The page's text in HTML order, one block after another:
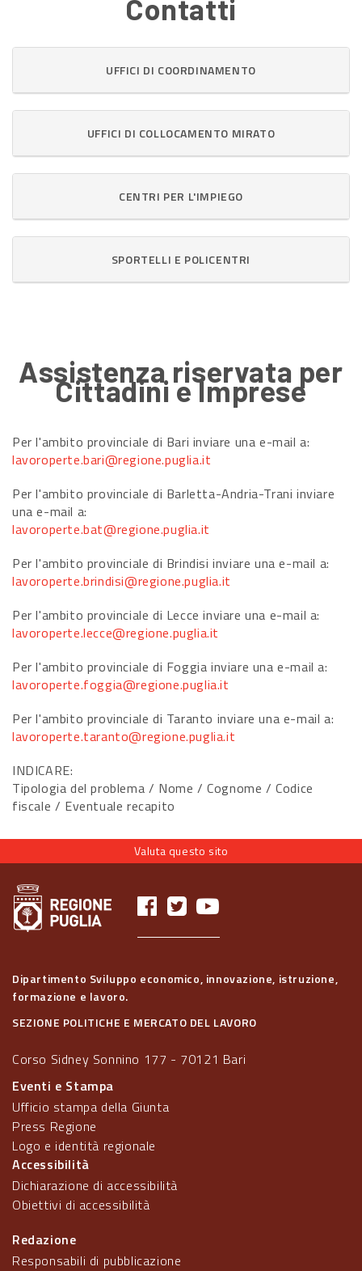
Contatti
UFFICI DI COORDINAMENTO
UFFICI DI COLLOCAMENTO MIRATO
CENTRI PER L'IMPIEGO
SPORTELLI E POLICENTRI
Assistenza riservata per
Cittadini e Imprese
Per l'ambito provinciale di Bari inviare una e-mail a:
lavoroperte.bari@regione.puglia.it
Per l'ambito provinciale di Barletta-Andria-Trani inviare
una e-mail a:
lavoroperte.bat@regione.puglia.it
Per l'ambito provinciale di Brindisi inviare una e-mail a:
lavoroperte.brindisi@regione.puglia.it
Per l'ambito provinciale di Lecce inviare una e-mail a:
lavoroperte.lecce@regione.puglia.it
Per l'ambito provinciale di Foggia inviare una e-mail a:
lavoroperte.foggia@regione.puglia.it
Per l'ambito provinciale di Taranto inviare una e-mail a:
lavoroperte.taranto@regione.puglia.it
INDICARE:
Tipologia del problema / Nome / Cognome / Codice
fiscale / Eventuale recapito
Valuta questo sito
Dipartimento Sviluppo economico, innovazione, istruzione,
formazione e lavoro.
SEZIONE POLITICHE E MERCATO DEL LAVORO
Corso Sidney Sonnino 177 - 70121 Bari
Eventi e Stampa
Ufficio stampa della Giunta
Press Regione
Logo e identità regionale
Accessibilità
Dichiarazione di accessibilità
Obiettivi di accessibilità
Redazione
Responsabili di pubblicazione